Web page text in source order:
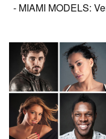
- MIAMI MODELS: